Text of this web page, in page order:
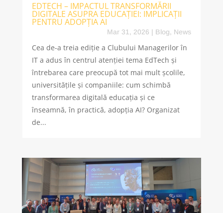
EDTECH – IMPACTUL TRANSFORMĂRII
DIGITALE ASUPRA EDUCAȚIEI: IMPLICAȚII
PENTRU ADOPȚIA AI
Mar 31, 2026 | Blog, News
Cea de-a treia ediție a Clubului Managerilor în
IT a adus în centrul atenției tema EdTech și
întrebarea care preocupă tot mai mult școlile,
universitățile și companiile: cum schimbă
transformarea digitală educația și ce
înseamnă, în practică, adopția AI? Organizat
de...